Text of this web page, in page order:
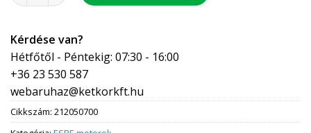
Kérdése van?
Hétfőtől - Péntekig: 07:30 - 16:00
+36 23 530 587
webaruhaz@ketkorkft.hu
Cikkszám: 212050700